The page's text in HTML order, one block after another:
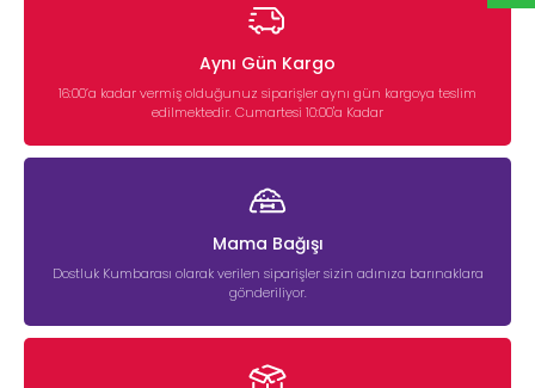
Aynı Gün Kargo
16:00’a kadar vermiş olduğunuz siparişler aynı gün kargoya teslim
edilmektedir. Cumartesi 10:00'a Kadar
Mama Bağışı
Dostluk Kumbarası olarak verilen siparişler sizin adınıza barınaklara
gönderiliyor.